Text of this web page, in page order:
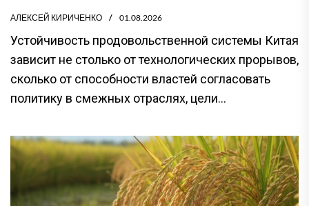
АЛЕКСЕЙ КИРИЧЕНКО 01.08.2026
Устойчивость продовольственной системы Китая
зависит не столько от технологических прорывов,
сколько от способности властей согласовать
политику в смежных отраслях, цели...